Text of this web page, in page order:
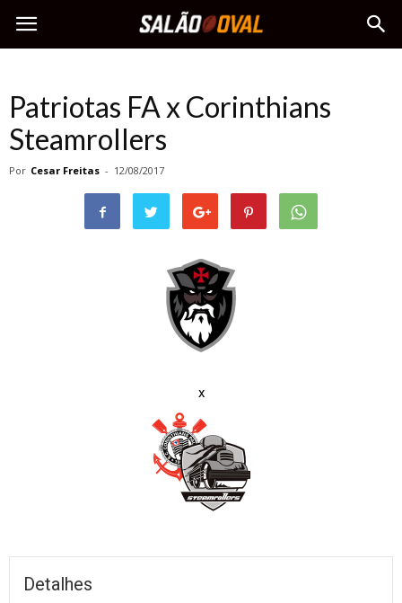
Patriotas FA x Corinthians
Steamrollers
Por Cesar Freitas - 12/08/2017
x
Detalhes